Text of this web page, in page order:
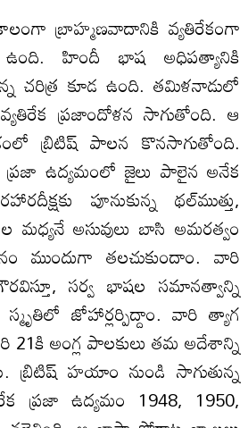
బ్రాహ్మణవాదానికి వ్యతిరేకంగా
ఉంది. హిందీ భాష అధిపత్యానికి
చరిత్ర కూడ ఉంది. తమిళనాడులో
ప్రజాందోళన సాగుతోంది. ఆ
బ్రిటిష్‌ పాలన కొనసాగుతోంది.
ప్రజా ఉద్యమంలో జైలు పాలైన అనేక
పూనుకున్న థల్‌ముత్తు,
మధ్యనే అసువులు బాసి అమరత్వం
ముందుగా తలచుకుందాం. వారి
సర్వ భాషల సమానత్వాన్ని
స్మృతిలో జోహార్లర్పిద్దాం. వారి త్యాగ
21కి అంగ్ల పాలకులు తమ అదేశాన్ని
బ్రిటిష్‌ హయాం నుండి సాగుతున్న
ప్రజా ఉద్యమం 1948, 1950,